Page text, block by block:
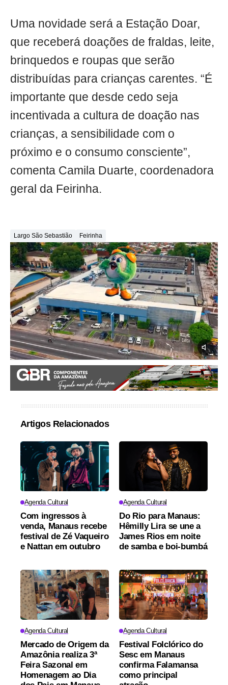
Uma novidade será a Estação Doar,
que receberá doações de fraldas, leite,
brinquedos e roupas que serão
distribuídas para crianças carentes. “É
importante que desde cedo seja
incentivada a cultura de doação nas
crianças, a sensibilidade com o
próximo e o consumo consciente”,
comenta Camila Duarte, coordenadora
geral da Feirinha.
Largo São Sebastião Feirinha
Artigos Relacionados
Agenda Cultural
Com ingressos à
venda, Manaus recebe
festival de Zé Vaqueiro
e Nattan em outubro
Agenda Cultural
Do Rio para Manaus:
Hêmilly Lira se une a
James Rios em noite
de samba e boi-bumbá
Agenda Cultural
Mercado de Origem da
Amazônia realiza 3ª
Feira Sazonal em
Homenagem ao Dia
Agenda Cultural
Festival Folclórico do
Sesc em Manaus
confirma Falamansa
como principal